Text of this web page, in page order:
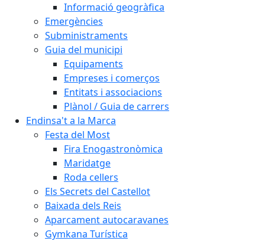
Informació geogràfica
Emergències
Subministraments
Guia del municipi
Equipaments
Empreses i comerços
Entitats i associacions
Plànol / Guia de carrers
Endinsa't a la Marca
Festa del Most
Fira Enogastronòmica
Maridatge
Roda cellers
Els Secrets del Castellot
Baixada dels Reis
Aparcament autocaravanes
Gymkana Turística